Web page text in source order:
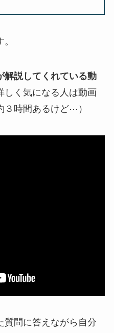
解説してくれている動
しく気になる人は動画
３時間あるけど⋯）
質問に答えながら自分